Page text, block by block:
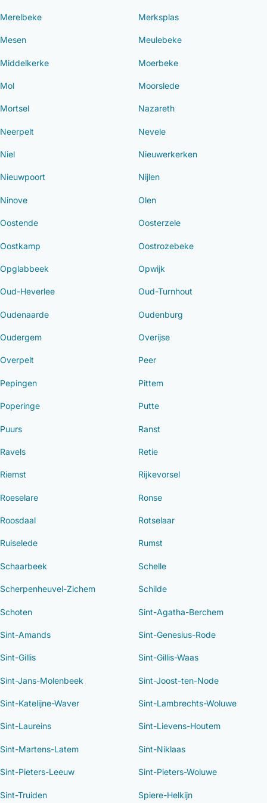
Merelbeke Merksplas
Mesen Meulebeke
Middelkerke Moerbeke
Mol Moorslede
Mortsel Nazareth
Neerpelt Nevele
Niel Nieuwerkerken
Nieuwpoort Nijlen
Ninove Olen
Oostende Oosterzele
Oostkamp Oostrozebeke
Opglabbeek Opwijk
Oud-Heverlee Oud-Turnhout
Oudenaarde Oudenburg
Oudergem Overijse
Overpelt Peer
Pepingen Pittem
Poperinge Putte
Puurs Ranst
Ravels Retie
Riemst Rijkevorsel
Roeselare Ronse
Roosdaal Rotselaar
Ruiselede Rumst
Schaarbeek Schelle
Scherpenheuvel-Zichem Schilde
Schoten Sint-Agatha-Berchem
Sint-Amands Sint-Genesius-Rode
Sint-Gillis Sint-Gillis-Waas
Sint-Jans-Molenbeek Sint-Joost-ten-Node
Sint-Katelijne-Waver Sint-Lambrechts-Woluwe
Sint-Laureins Sint-Lievens-Houtem
Sint-Martens-Latem Sint-Niklaas
Sint-Pieters-Leeuw Sint-Pieters-Woluwe
Sint-Truiden Spiere-Helkijn